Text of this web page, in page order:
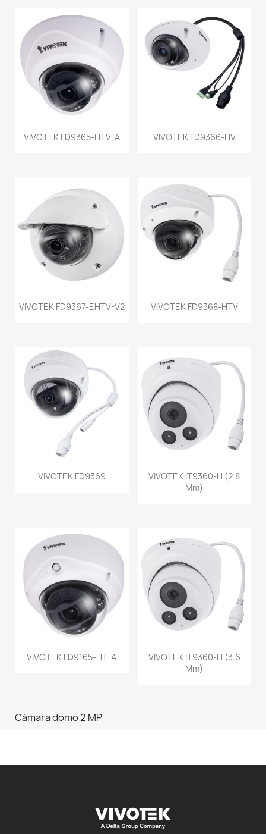
VIVOTEK FD9365-HTV-A VIVOTEK FD9366-HV
VIVOTEK FD9367-EHTV-V2 VIVOTEK FD9368-HTV
VIVOTEK FD9369
VIVOTEK IT9360-H (2.8
Mm)
VIVOTEK FD9165-HT-A
VIVOTEK IT9360-H (3.6
Mm)
Cámara domo 2 MP